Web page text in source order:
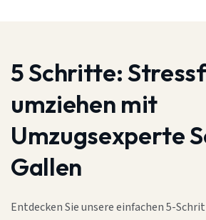
5 Schritte:
umziehen mit
Umzugsexperte
Gallen
Entdecken Sie unsere einfachen 5-